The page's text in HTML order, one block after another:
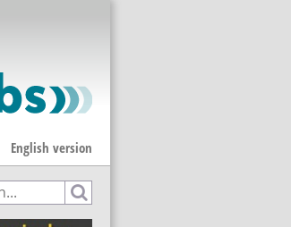
English version